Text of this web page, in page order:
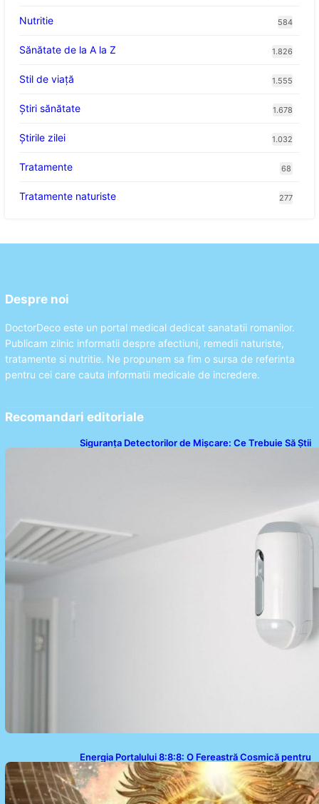
Nutritie 584
Sănătate de la A la Z 1.826
Stil de viaţă 1.555
Ştiri sănătate 1.678
Știrile zilei 1.032
Tratamente 68
Tratamente naturiste 277
Despre noi
DoctorDeco este un portal medical dedicat sanatatii romanilor.
Publicam zilnic informatii despre afectiuni, remedii naturiste,
tratamente si nutritie. Ne propunem sa fim o sursa de referinta
pentru cei care cauta informatii medicale de incredere.
Recomandari editoriale
Siguranța Detectorilor de Mișcare: Ce Trebuie Să Știi
Energia Portalului 8:8:8: O Fereastră Cosmică pentru
Transformări în Viața Ta